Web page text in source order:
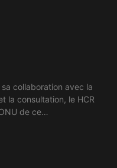
collaboration avec la
la consultation, le HCR
de ce…